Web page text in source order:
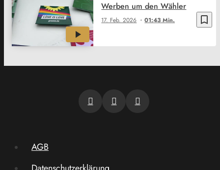
bookmark_border
17. Feb. 2026 01:43 Min.
Werben um den Wähler
AGB